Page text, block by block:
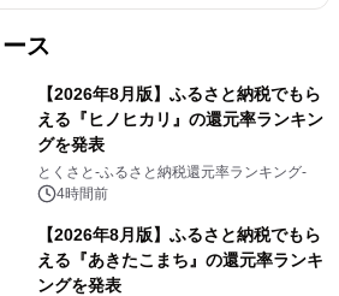
ス
【2026年8月版】ふるさと納税でもら
える『ヒノヒカリ』の還元率ランキン
グを発表
とくさと-ふるさと納税還元率ランキング-
4時間前
【2026年8月版】ふるさと納税でもら
える『あきたこまち』の還元率ランキ
ングを発表